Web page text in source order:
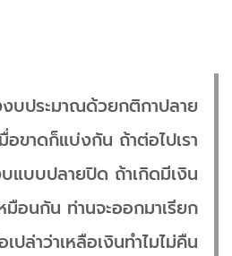
งบประมาณด้วยกติกาปลาย
อขาดก็แบ่งกัน ถ้าต่อไปเรา
บแบบปลายปิด ถ้าเกิดมีเงิน
มือนกัน ท่านจะออกมาเรียก
ปล่าว่าเหลือเงินทำไมไม่คืน